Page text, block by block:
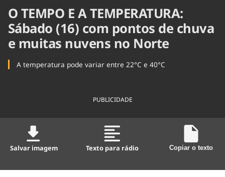
O TEMPO E A TEMPERATURA:
Sábado (16) com pontos de chuva
e muitas nuvens no Norte
A temperatura pode variar entre 22°C e 40°C
PUBLICIDADE
Salvar imagem Texto para rádio Copiar o texto